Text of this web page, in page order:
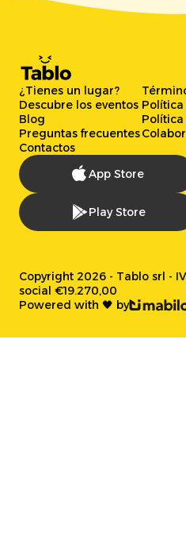
¿Tienes un lugar?
Descubre los eventos
Blog
Preguntas frecuentes
Contactos
App Store
Play Store
Copyright 2026 - Tablo srl -
social €19.270,00
Powered with 🖤 by